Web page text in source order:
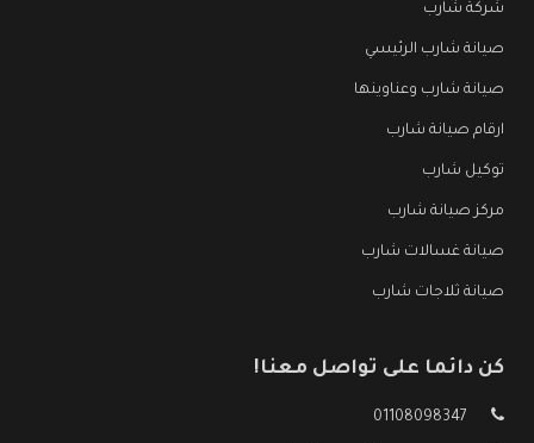
شركة شارب
صيانة شارب الرئيسي
صيانة شارب وعناوينها
ارقام صيانة شارب
توكيل شارب
مركز صيانة شارب
صيانة غسالات شارب
صيانة ثلاجات شارب
كن دائما على تواصل معنا!
01108098347